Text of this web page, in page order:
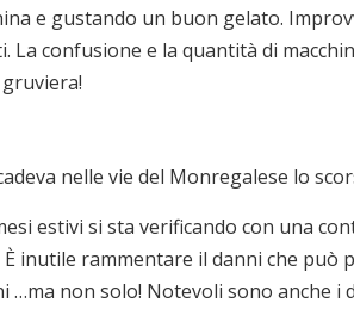
e gustando un buon gelato.
La confusione e la quantità di
nelle vie del Monregalese lo
estivi si sta verificando con una
È inutile rammentare il danni che
non solo! Notevoli sono anche